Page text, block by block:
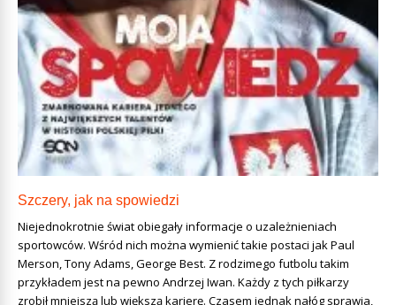
Szczery, jak na spowiedzi
Niejednokrotnie świat obiegały informacje o uzależnieniach
sportowców. Wśród nich można wymienić takie postaci jak Paul
Merson, Tony Adams, George Best. Z rodzimego futbolu takim
przykładem jest na pewno Andrzej Iwan. Każdy z tych piłkarzy
zrobił mniejszą lub większą karierę. Czasem jednak nałóg sprawia,